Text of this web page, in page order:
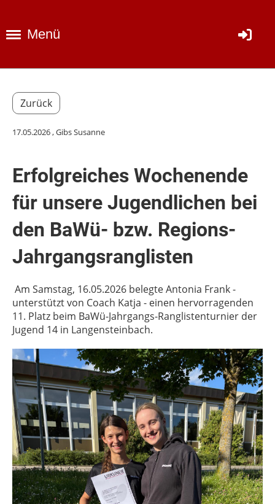
Menü
Zurück
17.05.2026, Gibs Susanne
Erfolgreiches Wochenende
für unsere Jugendlichen bei
den BaWü- bzw. Regions-
Jahrgangsranglisten
Am Samstag, 16.05.2026 belegte Antonia Frank -
unterstützt von Coach Katja - einen hervorragenden
11. Platz beim BaWü-Jahrgangs-Ranglistenturnier der
Jugend 14 in Langensteinbach.